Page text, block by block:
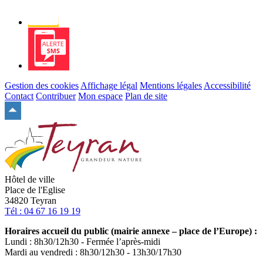
Alerte
SMS
Gestion des cookies Affichage légal Mentions légales Accessibilité
Contact Contribuer Mon espace Plan de site
haut
du
site
Hôtel de ville
Place de l'Eglise
34820 Teyran
Tél : 04 67 16 19 19
Horaires accueil du public (mairie annexe – place de l’Europe) :
Lundi : 8h30/12h30 - Fermée l’après-midi
Mardi au vendredi : 8h30/12h30 - 13h30/17h30